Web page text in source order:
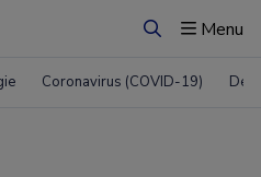
ZoekenMenu
Coronavirus (COVID-19)